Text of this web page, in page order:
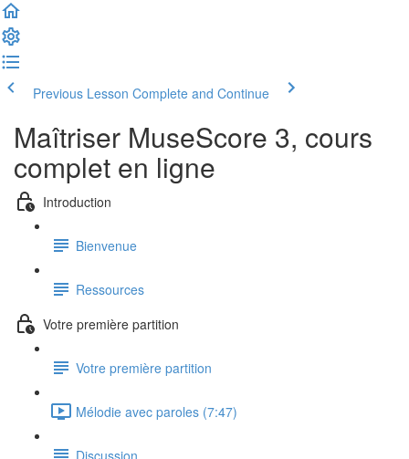
Previous Lesson Complete and Continue
Maîtriser MuseScore 3, cours
complet en ligne
Introduction
Bienvenue
Ressources
Votre première partition
Votre première partition
Mélodie avec paroles (7:47)
Discussion